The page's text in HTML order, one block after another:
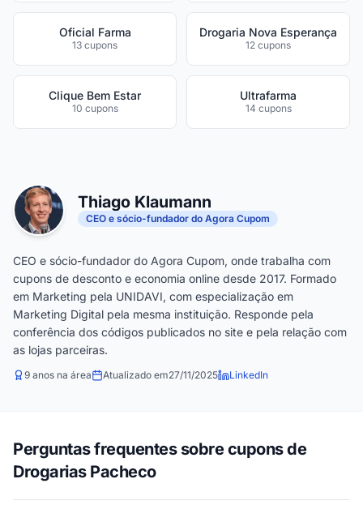
Oficial Farma
13 cupons
Drogaria Nova Esperança
12 cupons
Clique Bem Estar
10 cupons
Ultrafarma
14 cupons
Thiago Klaumann
CEO e sócio-fundador do Agora Cupom
CEO e sócio-fundador do Agora Cupom, onde trabalha com
cupons de desconto e economia online desde 2017. Formado
em Marketing pela UNIDAVI, com especialização em
Marketing Digital pela mesma instituição. Responde pela
conferência dos códigos publicados no site e pela relação com
as lojas parceiras.
9 anos na área Atualizado em27/11/2025 LinkedIn
Perguntas frequentes sobre cupons de
Drogarias Pacheco